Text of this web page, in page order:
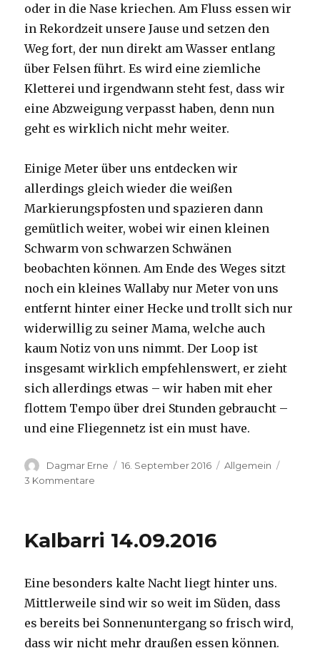
oder in die Nase kriechen. Am Fluss essen wir
in Rekordzeit unsere Jause und setzen den
Weg fort, der nun direkt am Wasser entlang
über Felsen führt. Es wird eine ziemliche
Kletterei und irgendwann steht fest, dass wir
eine Abzweigung verpasst haben, denn nun
geht es wirklich nicht mehr weiter.
Einige Meter über uns entdecken wir
allerdings gleich wieder die weißen
Markierungspfosten und spazieren dann
gemütlich weiter, wobei wir einen kleinen
Schwarm von schwarzen Schwänen
beobachten können. Am Ende des Weges sitzt
noch ein kleines Wallaby nur Meter von uns
entfernt hinter einer Hecke und trollt sich nur
widerwillig zu seiner Mama, welche auch
kaum Notiz von uns nimmt. Der Loop ist
insgesamt wirklich empfehlenswert, er zieht
sich allerdings etwas – wir haben mit eher
flottem Tempo über drei Stunden gebraucht –
und eine Fliegennetz ist ein must have.
Autor
Dagmar Erne
Veröffentlicht
16. September 2016 Kategorien
Allgemein
3 Kommentare
Kalbarri 14.09.2016
Eine besonders kalte Nacht liegt hinter uns.
Mittlerweile sind wir so weit im Süden, dass
es bereits bei Sonnenuntergang so frisch wird,
dass wir nicht mehr draußen essen können.